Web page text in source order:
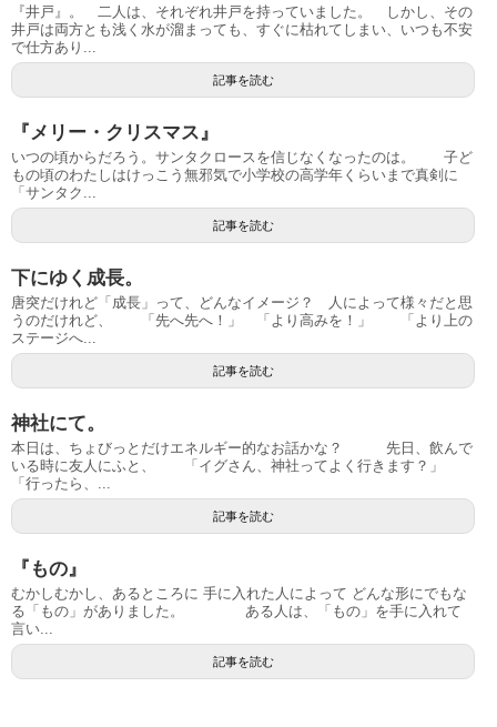
『井戸』。 二人は、それぞれ井戸を持っていました。 しかし、その
井戸は両方とも浅く水が溜まっても、すぐに枯れてしまい、いつも不安
で仕方あり...
記事を読む
『メリー・クリスマス』
いつの頃からだろう。サンタクロースを信じなくなったのは。 子ど
もの頃のわたしはけっこう無邪気で小学校の高学年くらいまで真剣に
「サンタク...
記事を読む
下にゆく成長。
唐突だけれど「成長」って、どんなイメージ？ 人によって様々だと思
うのだけれど、 「先へ先へ！」 「より高みを！」 「より上の
ステージへ...
記事を読む
神社にて。
本日は、ちょびっとだけエネルギー的なお話かな？ 先日、飲んで
いる時に友人にふと、 「イグさん、神社ってよく行きます？」
「行ったら、...
記事を読む
『もの』
むかしむかし、あるところに 手に入れた人によって どんな形にでもな
る「もの」がありました。 ある人は、「もの」を手に入れて
言い...
記事を読む